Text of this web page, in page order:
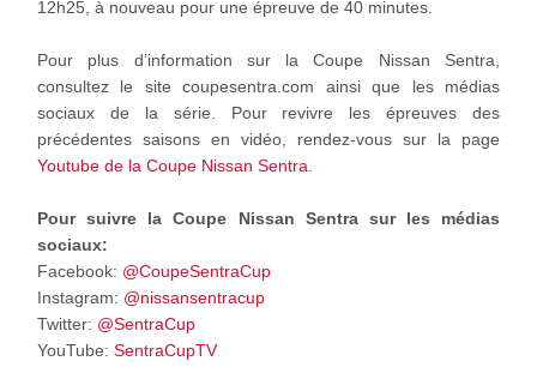
12h25, à nouveau pour une épreuve de 40 minutes.
Pour plus d’information sur la Coupe Nissan Sentra,
consultez le site coupesentra.com ainsi que les médias
sociaux de la série. Pour revivre les épreuves des
précédentes saisons en vidéo, rendez-vous sur la page
Youtube de la Coupe Nissan Sentra.
Pour suivre la Coupe Nissan Sentra sur les médias
sociaux:
Facebook: @CoupeSentraCup
Instagram: @nissansentracup
Twitter: @SentraCup
YouTube: SentraCupTV